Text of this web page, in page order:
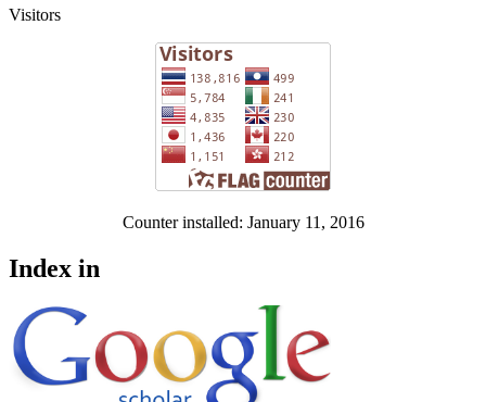
Visitors
Counter installed: January 11, 2016
Index in